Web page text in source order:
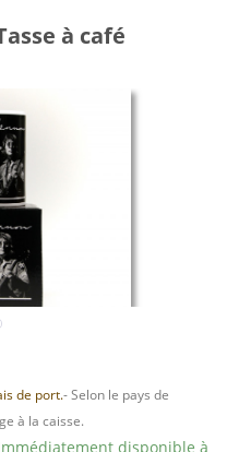
à café
de port.- Selon le pays de
à la caisse.
disponible à